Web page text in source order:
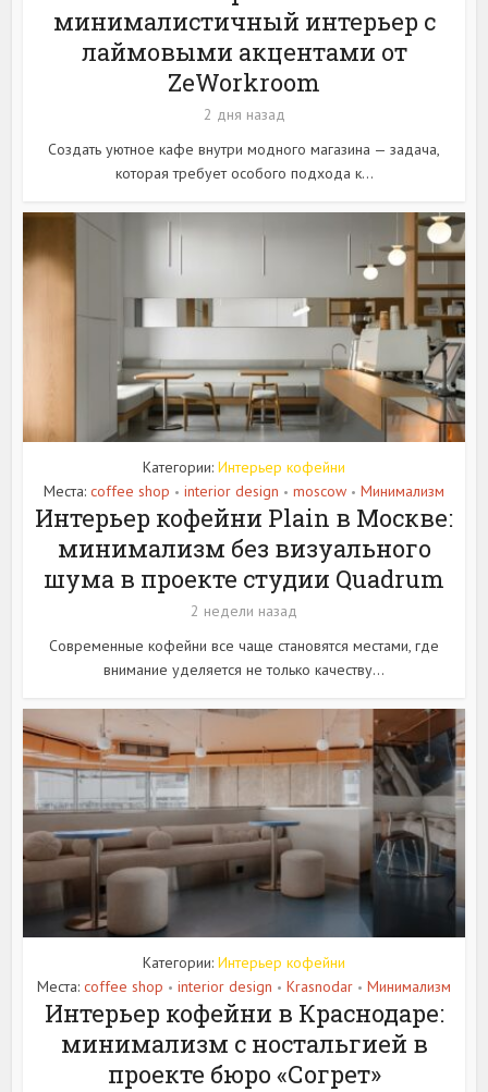
минималистичный интерьер с
лаймовыми акцентами от
ZeWorkroom
2 дня назад
Создать уютное кафе внутри модного магазина — задача,
которая требует особого подхода к...
Категории: Интерьер кофейни
Места: coffee shop • interior design • moscow • Минимализм
Интерьер кофейни Plain в Москве:
минимализм без визуального
шума в проекте студии Quadrum
2 недели назад
Современные кофейни все чаще становятся местами, где
внимание уделяется не только качеству...
Категории: Интерьер кофейни
Места: coffee shop • interior design • Krasnodar • Минимализм
Интерьер кофейни в Краснодаре:
минимализм с ностальгией в
проекте бюро «Согрет»